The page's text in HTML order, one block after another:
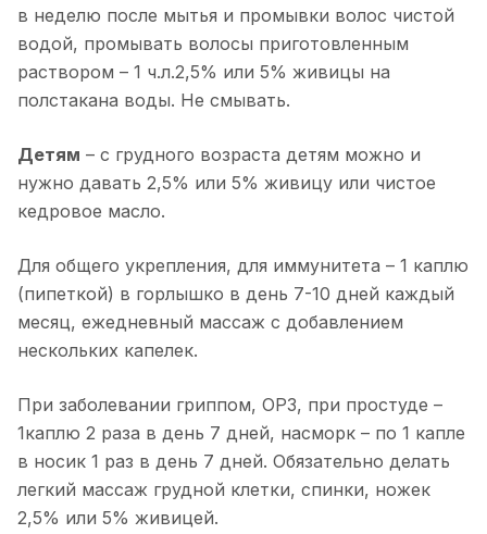
в неделю после мытья и промывки волос чистой
водой, промывать волосы приготовленным
раствором – 1 ч.л.2,5% или 5% живицы на
полстакана воды. Не смывать.
Детям – с грудного возраста детям можно и
нужно давать 2,5% или 5% живицу или чистое
кедровое масло.
Для общего укрепления, для иммунитета – 1 каплю
(пипеткой) в горлышко в день 7-10 дней каждый
месяц, ежедневный массаж с добавлением
нескольких капелек.
При заболевании гриппом, ОРЗ, при простуде –
1каплю 2 раза в день 7 дней, насморк – по 1 капле
в носик 1 раз в день 7 дней. Обязательно делать
легкий массаж грудной клетки, спинки, ножек
2,5% или 5% живицей.